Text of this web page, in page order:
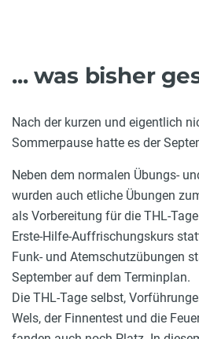
... was bisher
Nach der kurzen und eigentlich
Sommerpause hatte es der
Neben dem normalen Übungs-
wurden auch etliche Übungen
als Vorbereitung für die THL-
Erste-Hilfe-Auffrischungskurs
Funk- und Atemschutzübungen
September auf dem Terminplan.
Die THL-Tage selbst,
Wels, der Finnentest und die